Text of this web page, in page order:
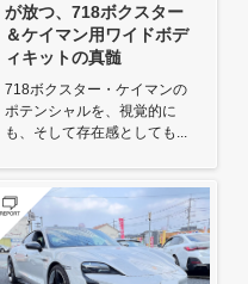
が放つ、718ボクスター
＆ケイマン用ワイドボデ
ィキットの真髄
718ボクスター・ケイマンの
ポテンシャルを、視覚的に
も、そして存在感としても...